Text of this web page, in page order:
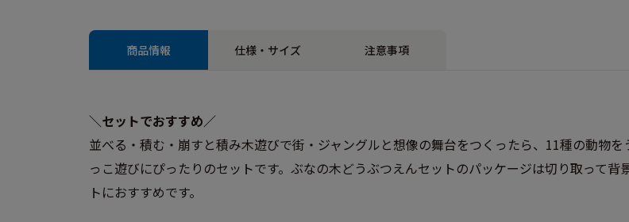
商品情報 仕様・サイズ 注意事項
＼セットでおすすめ／
並べる・積む・崩すと積み木遊びで街・ジャングルと想像の舞台をつくったら、11種の動物
っこ遊びにぴったりのセットです。ぶなの木どうぶつえんセットのパッケージは切り取って
トにおすすめです。